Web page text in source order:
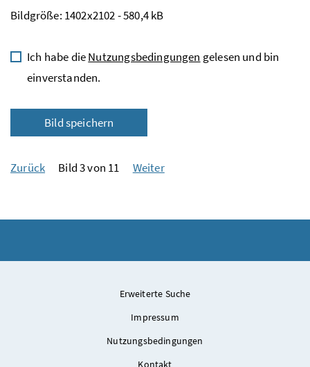
Bildgröße: 1402x2102 - 580,4 kB
Ich habe dieNutzungsbedingungen gelesen und bin
einverstanden.
Bild speichern
Zurück Bild 3 von 11 Weiter
Erweiterte Suche
Impressum
Nutzungsbedingungen
Kontakt